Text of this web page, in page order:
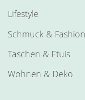
Lifestyle
Schmuck & Fashion
Taschen & Etuis
Wohnen & Deko